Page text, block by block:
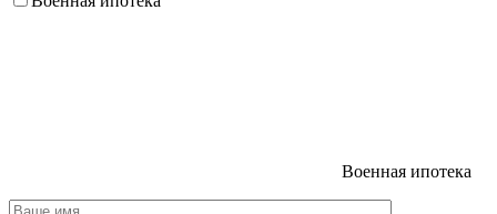
Военная ипотека